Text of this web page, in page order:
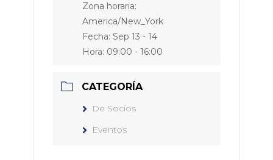
Zona horaria:
America/New_York
Fecha: Sep 13 - 14
Hora: 09:00 - 16:00
CATEGORÍA
De Socios
Eventos